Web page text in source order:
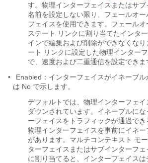
す。物理インターフェイスまたはサ
名前を設定しない限り、フェールオ
フェイスを使用できます。フェール
ステート リンクに割り当てたインタ
インで編集および削除ができなくな
ート リンクに設定した物理インター
で、速度および二重通信を設定できま
•
Enabled：インターフェイスがイネーブル
は No で示します。
デフォルトでは、物理インターフェイ
ダウンされています。イネーブルに
ーフェイスをトラフィックが通過でき
物理インターフェイスを事前にイネ
があります。マルチコンテキスト モ
ターフェイスまたはサブインターフ
に割り当てると、インターフェイス